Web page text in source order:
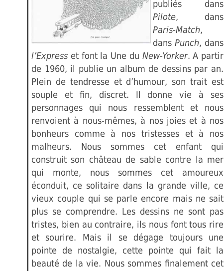
publiés dans
Pilote, dans
Paris-Match,
dans Punch, dans
l’Express et font la Une du New-Yorker. A partir
de 1960, il publie un album de dessins par an.
Plein de tendresse et d’humour, son trait est
souple et fin, discret. Il donne vie à ses
personnages qui nous ressemblent et nous
renvoient à nous-mêmes, à nos joies et à nos
bonheurs comme à nos tristesses et à nos
malheurs. Nous sommes cet enfant qui
construit son château de sable contre la mer
qui monte, nous sommes cet amoureux
éconduit, ce solitaire dans la grande ville, ce
vieux couple qui se parle encore mais ne sait
plus se comprendre. Les dessins ne sont pas
tristes, bien au contraire, ils nous font tous rire
et sourire. Mais il se dégage toujours une
pointe de nostalgie, cette pointe qui fait la
beauté de la vie. Nous sommes finalement cet